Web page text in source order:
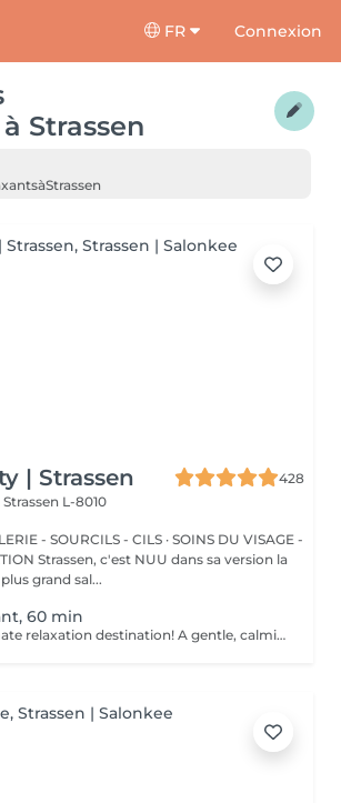
FR Connexion
à Strassen
àStrassen
| Strassen
428
Strassen L-8010
- SOURCILS - CILS · SOINS DU VISAGE -
sa version la
grand sal...
60 min
Unlock your ultimate relaxation destination! A gentle, calming experience designed to soothe the nervous system and melt away daily stress. Long, flowing strokes, soft pressure, and calming aromas help you drift into deep relaxation and leave you feeling refreshed, rebalanced, and renewed. Age restrictions: there are no age restrictions for this procedure. Post procedure recommendations: do not do sport and any sharp movements 2-3 hours after the procedure. Frequency: 1-2 times per week, 10 times in total. Repeat once in 3-6 months.